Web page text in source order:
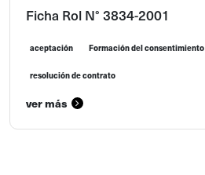
Ficha Rol N° 3834-2001
aceptación Formación del consentimiento
resolución de contrato
ver más